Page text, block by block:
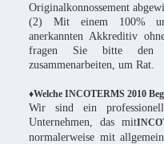
Originalkonnossement
(2) Mit einem 100%
anerkannten Akkreditiv
fragen Sie bitte den
zusammenarbeiten, um Rat.
♦Welche INCOTERMS 2010
Wir sind ein
Unternehmen, das mit
normalerweise mit